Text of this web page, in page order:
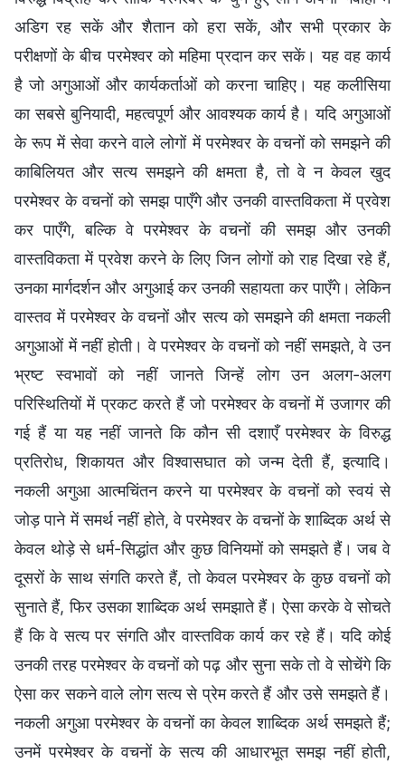
अडिग रह सकें और शैतान को हरा सकें, और सभी प्रकार के
परीक्षणों के बीच परमेश्वर को महिमा प्रदान कर सकें। यह वह कार्य
है जो अगुआओं और कार्यकर्ताओं को करना चाहिए। यह कलीसिया
का सबसे बुनियादी, महत्वपूर्ण और आवश्यक कार्य है। यदि अगुआओं
के रूप में सेवा करने वाले लोगों में परमेश्वर के वचनों को समझने की
काबिलियत और सत्य समझने की क्षमता है, तो वे न केवल खुद
परमेश्वर के वचनों को समझ पाएँगे और उनकी वास्तविकता में प्रवेश
कर पाएँगे, बल्कि वे परमेश्वर के वचनों की समझ और उनकी
वास्तविकता में प्रवेश करने के लिए जिन लोगों को राह दिखा रहे हैं,
उनका मार्गदर्शन और अगुआई कर उनकी सहायता कर पाएँगे। लेकिन
वास्तव में परमेश्वर के वचनों और सत्य को समझने की क्षमता नकली
अगुआओं में नहीं होती। वे परमेश्वर के वचनों को नहीं समझते, वे उन
भ्रष्ट स्वभावों को नहीं जानते जिन्हें लोग उन अलग-अलग
परिस्थितियों में प्रकट करते हैं जो परमेश्वर के वचनों में उजागर की
गई हैं या यह नहीं जानते कि कौन सी दशाएँ परमेश्वर के विरुद्ध
प्रतिरोध, शिकायत और विश्वासघात को जन्म देती हैं, इत्यादि।
नकली अगुआ आत्मचिंतन करने या परमेश्वर के वचनों को स्वयं से
जोड़ पाने में समर्थ नहीं होते, वे परमेश्वर के वचनों के शाब्दिक अर्थ से
केवल थोड़े से धर्म-सिद्धांत और कुछ विनियमों को समझते हैं। जब वे
दूसरों के साथ संगति करते हैं, तो केवल परमेश्वर के कुछ वचनों को
सुनाते हैं, फिर उसका शाब्दिक अर्थ समझाते हैं। ऐसा करके वे सोचते
हैं कि वे सत्य पर संगति और वास्तविक कार्य कर रहे हैं। यदि कोई
उनकी तरह परमेश्वर के वचनों को पढ़ और सुना सके तो वे सोचेंगे कि
ऐसा कर सकने वाले लोग सत्य से प्रेम करते हैं और उसे समझते हैं।
नकली अगुआ परमेश्वर के वचनों का केवल शाब्दिक अर्थ समझते हैं;
उनमें परमेश्वर के वचनों के सत्य की आधारभूत समझ नहीं होती,